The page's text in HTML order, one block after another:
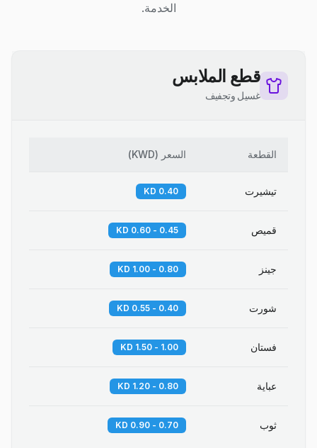
الخدمة.
قطع الملابس
غسيل وتجفيف
القطعة السعر (
KWD
)
تيشيرت 0.40 KD
قميص 0.45 - 0.60 KD
جينز 0.80 - 1.00 KD
شورت 0.40 - 0.55 KD
فستان 1.00 - 1.50 KD
عباية 0.80 - 1.20 KD
ثوب 0.70 - 0.90 KD